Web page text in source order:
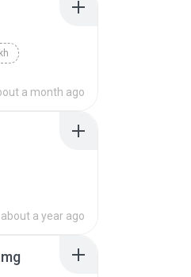
a month ago
about a year ago